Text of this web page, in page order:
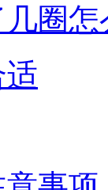
圈怎